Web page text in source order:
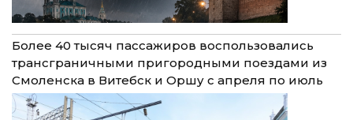
Более 40 тысяч пассажиров воспользовались
трансграничными пригородными поездами из
Смоленска в Витебск и Оршу с апреля по июль